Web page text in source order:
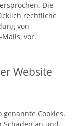
Die
rechtliche
von
vor.
Website
Cookies.
Schaden an und